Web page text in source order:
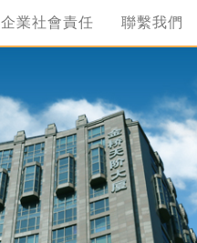
企業社會責任 聯繫我們